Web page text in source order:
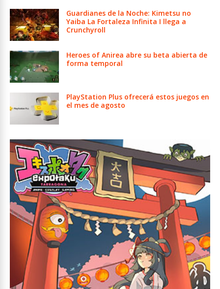
Guardianes de la Noche: Kimetsu no
Yaiba La Fortaleza Infinita I llega a
Crunchyroll
Heroes of Anirea abre su beta abierta de
forma temporal
PlayStation Plus ofrecerá estos juegos en
el mes de agosto